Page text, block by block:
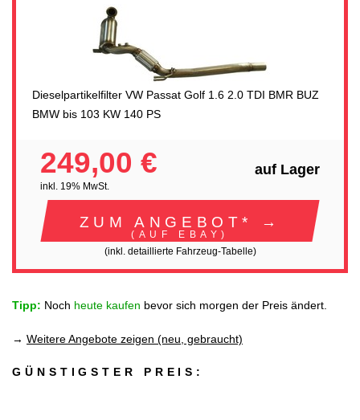
Dieselpartikelfilter VW Passat Golf 1.6 2.0 TDI BMR BUZ
BMW bis 103 KW 140 PS
249,00 €
inkl. 19% MwSt.
auf Lager
ZUM ANGEBOT* →
(AUF EBAY)
(inkl. detaillierte Fahrzeug-Tabelle)
Tipp: Noch heute kaufen bevor sich morgen der Preis ändert.
→ Weitere Angebote zeigen (neu, gebraucht)
GÜNSTIGSTER PREIS: